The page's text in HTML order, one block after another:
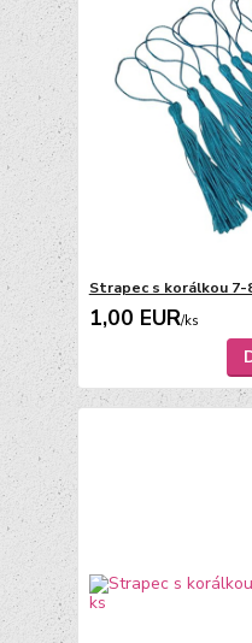
Strapec s korálkou 7-
1,00 EUR/ks